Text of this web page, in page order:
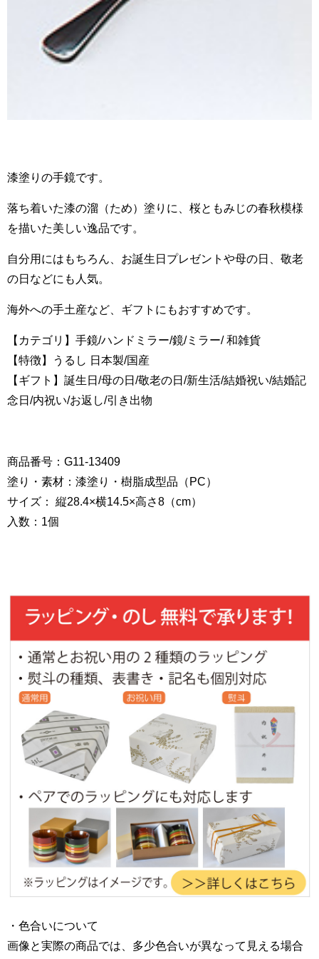
漆塗りの手鏡です。
落ち着いた漆の溜（ため）塗りに、桜ともみじの春秋模様
を描いた美しい逸品です。
自分用にはもちろん、お誕生日プレゼントや母の日、敬老
の日などにも人気。
海外への手土産など、ギフトにもおすすめです。
【カテゴリ】手鏡/ハンドミラー/鏡/ミラー/ 和雑貨
【特徴】うるし 日本製/国産
【ギフト】誕生日/母の日/敬老の日/新生活/結婚祝い/結婚記
念日/内祝い/お返し/引き出物
商品番号：G11-13409
塗り・素材：漆塗り・樹脂成型品（PC）
サイズ： 縦28.4×横14.5×高さ8（cm）
入数：1個
・色合いについて
画像と実際の商品では、多少色合いが異なって見える場合